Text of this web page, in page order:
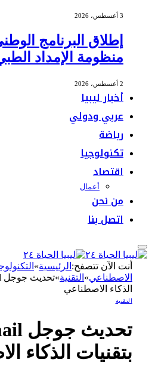
إطلاق البرنامج
منظومة الإمداد الطبي
أخبار ليبيا
عربي ودولي
رياضة
تكنولوجيا
اقتصاد
أعمال
من نحن
اتصل بنا
أنت الآن تتصفح:الرئيسية»
الاصطناعي »التقنية»
الذكاء الاصطناعي
التقنية
بتقنيات الذكاء